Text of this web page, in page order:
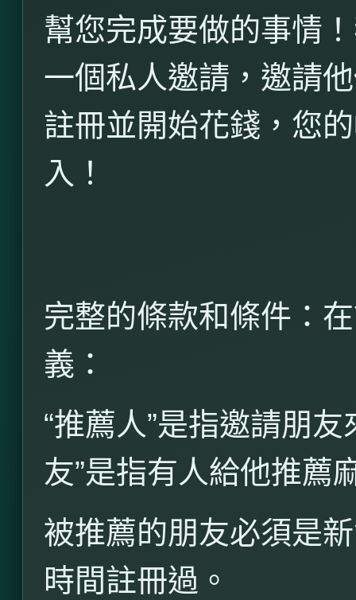
幫您完成要做的事情
一個私人邀請，邀請
註冊並開始花錢，您
入！
完整的條款和條件：
義：
“推薦人”是指邀請朋
友”是指有人給他推薦
被推薦的朋友必須是
時間註冊過。